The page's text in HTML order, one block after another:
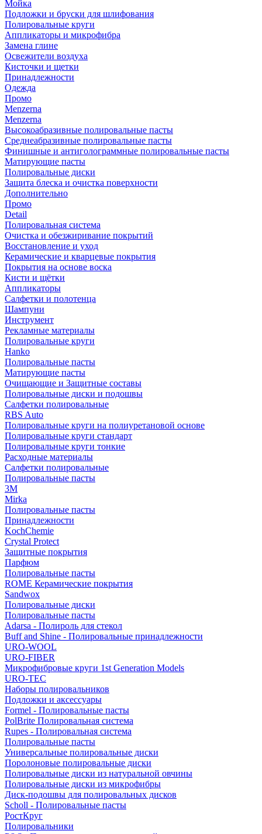
Мойка
Подложки и бруски для шлифования
Полировальные круги
Аппликаторы и микрофибра
Замена глине
Освежители воздуха
Кисточки и щетки
Принадлежности
Одежда
Промо
Menzerna
Menzerna
Высокоабразивные полировальные пасты
Среднеабразивные полировальные пасты
Финишные и антиголограммные полировальные пасты
Матирующие пасты
Полировальные диски
Защита блеска и очистка поверхности
Дополнительно
Промо
Detail
Полировальная система
Очистка и обезжиривание покрытий
Восстановление и уход
Керамические и кварцевые покрытия
Покрытия на основе воска
Кисти и щётки
Аппликаторы
Салфетки и полотенца
Шампуни
Инструмент
Рекламные материалы
Полировальные круги
Hanko
Полировальные пасты
Матирующие пасты
Очищающие и Защитные составы
Полировальные диски и подошвы
Салфетки полировальные
RBS Auto
Полировальные круги на полиуретановой основе
Полировальные круги стандарт
Полировальные круги тонкие
Расходные материалы
Салфетки полировальные
Полировальные пасты
3М
Mirka
Полировальные пасты
Принадлежности
KochChemie
Crystal Protect
Защитные покрытия
Парфюм
Полировальные пасты
ROME Керамические покрытия
Sandwox
Полировальные диски
Полировальные пасты
Adarsa - Полироль для стекол
Buff and Shine - Полировальные принадлежности
URO-WOOL
URO-FIBER
Микрофибровые круги 1st Generation Models
URO-TEC
Наборы полировальников
Подложки и аксессуары
Formel - Полировальные пасты
PolBrite Полировальная система
Rupes - Полировальная система
Полировальные пасты
Универсальные полировальные диски
Поролоновые полировальные диски
Полировальные диски из натуральной овчины
Полировальные диски из микрофибры
Диск-подошвы для полировальных дисков
Scholl - Полировальные пасты
РостКруг
Полировальники